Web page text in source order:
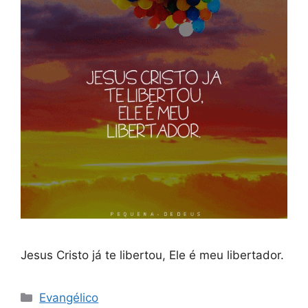
Jesus Cristo já te libertou, Ele é meu libertador.
Categorias
Evangélico